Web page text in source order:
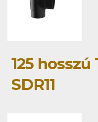
125 hosszú
SDR11